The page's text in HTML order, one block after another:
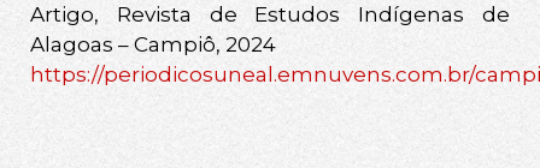
Artigo, Revista de Estudos Indígenas de
Alagoas – Campiô, 2024
https://periodicosuneal.emnuvens.com.br/